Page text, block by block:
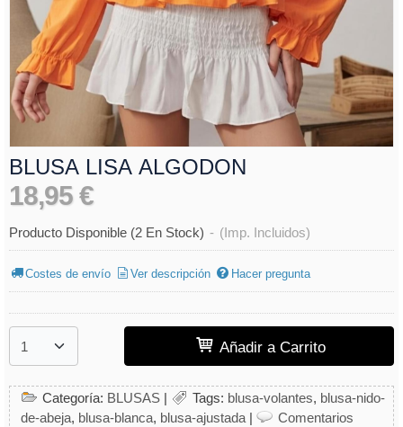
BLUSA LISA ALGODON
18,95 €
Producto Disponible (2 En Stock) - (Imp. Incluidos)
Costes de envío Ver descripción Hacer pregunta
Añadir a Carrito
Categoría: BLUSAS | Tags: blusa-volantes blusa-nido-
de-abeja blusa-blanca blusa-ajustada | Comentarios